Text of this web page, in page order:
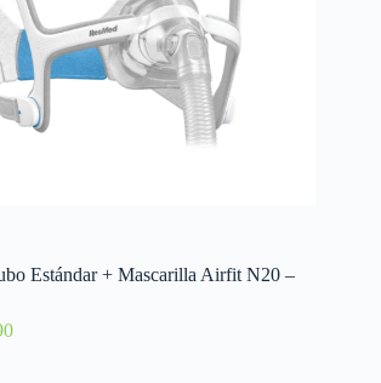
Estándar + Mascarilla Airfit N20 –